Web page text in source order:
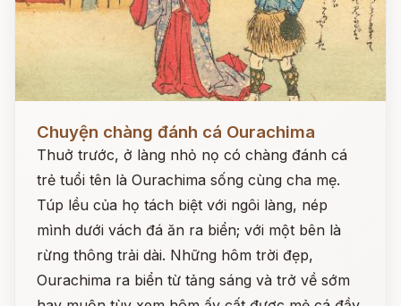
Chuyện chàng đánh cá Ourachima
Thuở trước, ở làng nhỏ nọ có chàng đánh cá
trẻ tuổi tên là Ourachima sống cùng cha mẹ.
Túp lều của họ tách biệt với ngôi làng, nép
mình dưới vách đá ăn ra biển; với một bên là
rừng thông trải dài. Những hôm trời đẹp,
Ourachima ra biển từ tảng sáng và trở về sớm